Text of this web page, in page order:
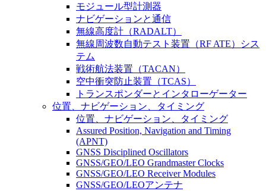
モジュール型計測器
ナビゲーションと通信
無線高度計（RADALT）
無線周波数自動テスト装置（RF ATE）シス
テム
戦術航法装置（TACAN）
空中衝突防止装置（TCAS）
トランスポンダーとインタローゲーター
位置、ナビゲーション、タイミング
位置、ナビゲーション、タイミング
Assured Position, Navigation and Timing
(APNT)
GNSS Disciplined Oscillators
GNSS/GEO/LEO Grandmaster Clocks
GNSS/GEO/LEO Receiver Modules
GNSS/GEO/LEOアンテナ